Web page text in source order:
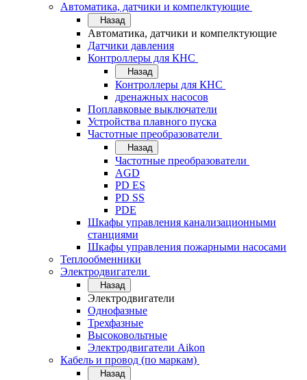
Автоматика, датчики и компелктующие
Назад
Автоматика, датчики и компелктующие
Датчики давления
Контроллеры для КНС
Назад
Контроллеры для КНС
дренажных насосов
Поплавковые выключатели
Устройства плавного пуска
Частотные преобразователи
Назад
Частотные преобразователи
AGD
PD ES
PD SS
PDE
Шкафы управления канализационными
станциями
Шкафы управления пожарными насосами
Теплообменники
Электродвигатели
Назад
Электродвигатели
Однофазные
Трехфазные
Высоковольтные
Электродвигатели Aikon
Кабель и провод (по маркам)
Назад